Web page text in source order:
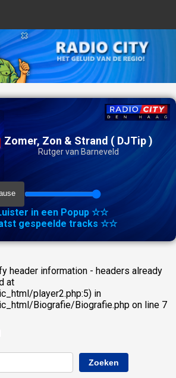
Zomer, Zon & Strand ( DJTip )
Rutger van Barneveld
in een Popup ☆☆
gespeelde tracks ☆☆
header information - headers already
at
player2.php:5) in
Biografie/Biografie.php on line 7
Zoeken